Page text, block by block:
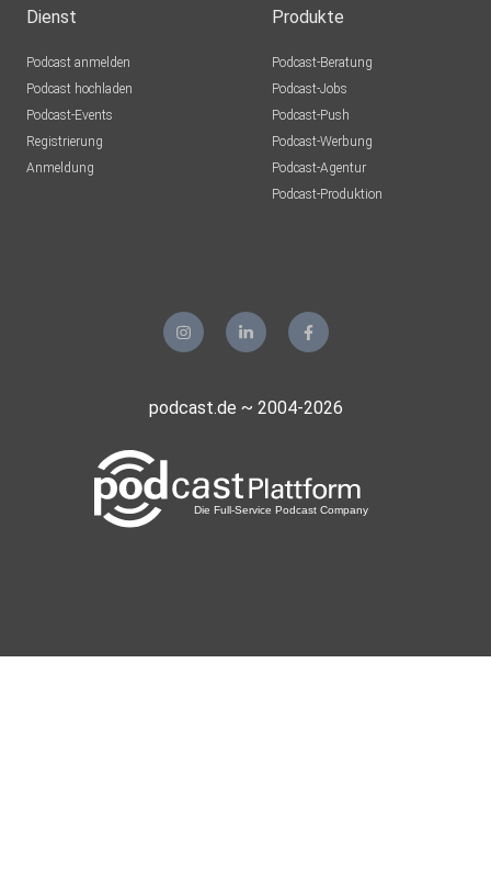
Dienst
Podcast anmelden
Podcast hochladen
Podcast-Events
Registrierung
Anmeldung
Produkte
Podcast-Beratung
Podcast-Jobs
Podcast-Push
Podcast-Werbung
Podcast-Agentur
Podcast-Produktion
podcast.de ~ 2004-2026